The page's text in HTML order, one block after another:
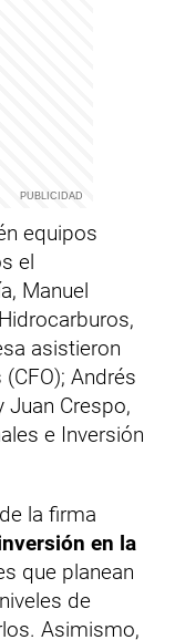
equipos
el
Manuel
asistieron
Andrés
Juan Crespo,
e Inversión
la firma
en la
que planean
de
Asimismo,